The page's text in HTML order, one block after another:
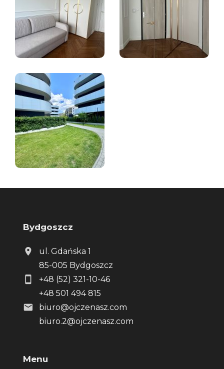
Bydgoszcz
ul. Gdańska 1
85-005 Bydgoszcz
+48 (52) 321-10-46
+48 501 494 815
biuro@ojczenasz.com
biuro.2@ojczenasz.com
Menu